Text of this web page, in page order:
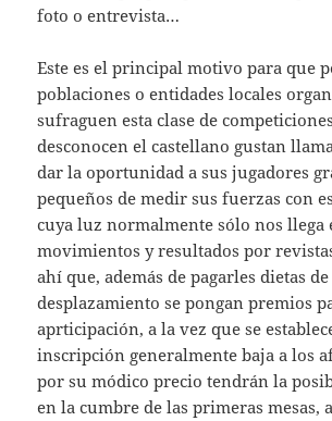
foto o entrevista…
Este es el principal motivo para que
poblaciones o entidades locales
sufraguen esta clase de
desconocen el castellano gustan
dar la oportunidad a sus jugadores
pequeños de medir sus fuerzas con
cuya luz normalmente sólo nos llega
movimientos y resultados por
ahí que, además de pagarles dietas
desplazamiento se pongan premios
aprticipación, a la vez que se
inscripción generalmente baja a los
por su módico precio tendrán la
en la cumbre de las primeras mesas,